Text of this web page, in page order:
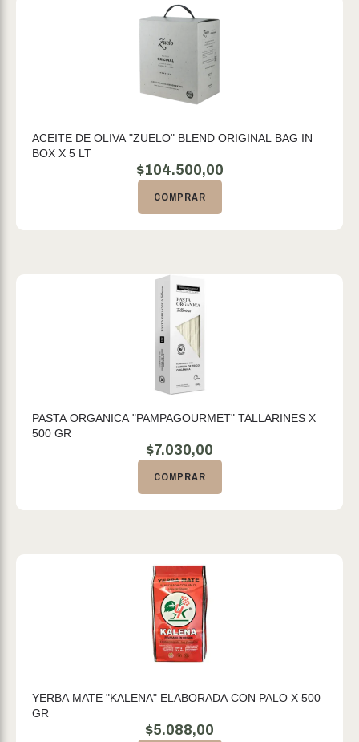
ACEITE DE OLIVA "ZUELO" BLEND ORIGINAL BAG IN
BOX X 5 LT
$104.500,00
COMPRAR
PASTA ORGANICA "PAMPAGOURMET" TALLARINES X
500 GR
$7.030,00
COMPRAR
YERBA MATE "KALENA" ELABORADA CON PALO X 500
GR
$5.088,00